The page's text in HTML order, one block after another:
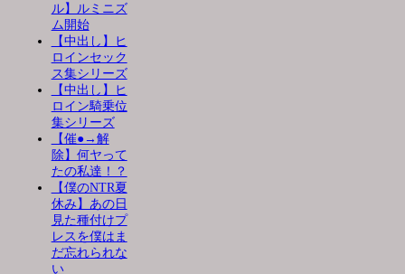
ル】ルミニズ
ム開始
【中出し】ヒ
ロインセック
ス集シリーズ
【中出し】ヒ
ロイン騎乗位
集シリーズ
【催●→解
除】何ヤって
たの私達！？
【僕のNTR夏
休み】あの日
見た種付けプ
レスを僕はま
だ忘れられな
い